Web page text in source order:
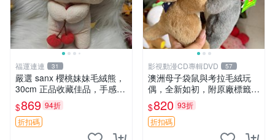
福運連連 31
嚴選 sanx 櫻桃妹妹毛絨熊，
30cm 正品收藏佳品，手感極
軟，適合贈送與收藏 櫻桃妹
妹、sanx、毛絨熊
$869 94折
折扣碼
影視動漫CD專輯DVD 57
澳洲母子袋鼠與考拉毛絨玩
偶，全新如初，附原廠標籤，
手感極軟，適合贈送親朋好
友。袋鼠與考拉正版，精緻尺
寸，適合作為收藏或家飾擺
設，增添暖意。 母子、袋
$820 93折
折扣碼